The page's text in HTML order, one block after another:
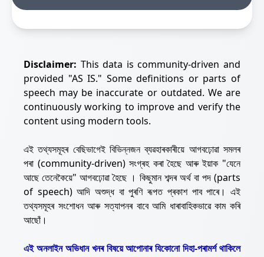
Disclaimer: This data is community-driven and
provided "AS IS." Some definitions or parts of
speech may be inaccurate or outdated. We are
continuously working to improve and verify the
content using modern tools.
এই তথ্যসমূহৰ বেছিভাগেই বিভিন্নজন ব্যৱহাৰকাৰীয়ে আগবঢ়োৱা সমলৰ
পৰা (community-driven) সংগ্ৰহ কৰা হৈছে আৰু ইয়াক "যেনে
আছে তেনেকৈয়ে" আগবঢ়োৱা হৈছে । কিছুমান শব্দৰ অৰ্থ বা পদ (parts
of speech) আদি অশুদ্ধ বা পুৰণি ৰূপত প্ৰকাশ পাব পাৰে। এই
তথ্যসমূহৰ সংশোধন আৰু সত্যাপনৰ বাবে আমি ধাৰাবাহিকভাৱে কাম কৰি
আছোঁ।
এই অনলাইন অভিধান খনৰ বিষয়ে আপোনাৰ যিকোনো দিহা-পৰামৰ্শ থাকিলে